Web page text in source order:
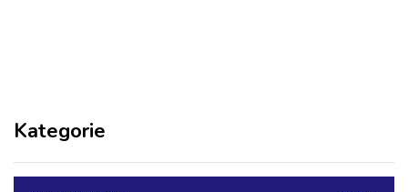
Kategorie